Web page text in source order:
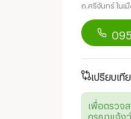
ถ.ศรีจันทร์ ในเ
เปรียบเที
เพื่อตรวจส
กรุณาแจ้งว่